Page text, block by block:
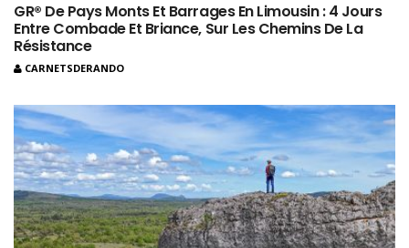
GR® De Pays Monts Et Barrages En Limousin : 4 Jours
Entre Combade Et Briance, Sur Les Chemins De La
Résistance
CARNETSDERANDO